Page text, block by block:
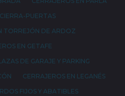
PUERTAS
TORREJÓN DE ARDOZ
EN GETAFE
DE GARAJE Y PARKING
CERRAJEROS EN LEGANÉS
FIJOS Y ABATIBLES